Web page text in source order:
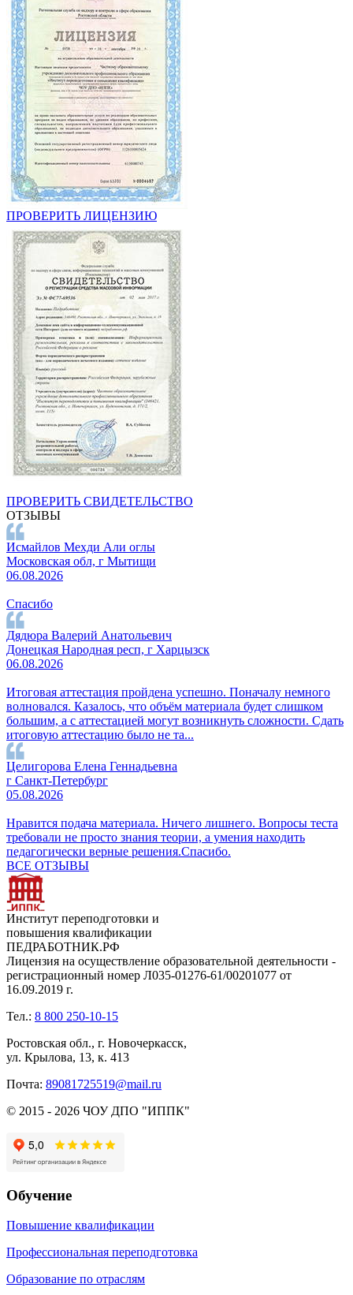
ПРОВЕРИТЬ ЛИЦЕНЗИЮ
ПРОВЕРИТЬ СВИДЕТЕЛЬСТВО
ОТЗЫВЫ
Исмайлов Мехди Али оглы
Московская обл, г Мытищи
06.08.2026
Спасибо
Дядюра Валерий Анатольевич
Донецкая Народная респ, г Харцызск
06.08.2026
Итоговая аттестация пройдена успешно. Поначалу немного
волновался. Казалось, что объём материала будет слишком
большим, а с аттестацией могут возникнуть сложности. Сдать
итоговую аттестацию было не та...
Целигорова Елена Геннадьевна
г Санкт-Петербург
05.08.2026
Нравится подача материала. Ничего лишнего. Вопросы теста
требовали не просто знания теории, а умения находить
педагогически верные решения.Спасибо.
ВСЕ ОТЗЫВЫ
Институт переподготовки и
повышения квалификации
ПЕДРАБОТНИК.РФ
Лицензия на осуществление образовательной деятельности -
регистрационный номер Л035-01276-61/00201077 от
16.09.2019 г.
Тел.: 8 800 250-10-15
Ростовская обл., г. Новочеркасск,
ул. Крылова, 13, к. 413
Почта: 89081725519@mail.ru
© 2015 - 2026 ЧОУ ДПО "ИППК"
Обучение
Повышение квалификации
Профессиональная переподготовка
Образование по отраслям